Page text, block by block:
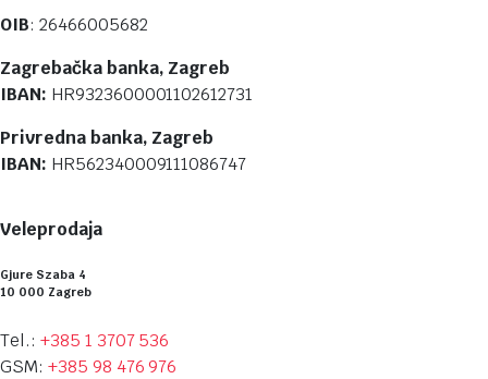
OIB: 26466005682
Zagrebačka banka, Zagreb
IBAN: HR9323600001102612731
Privredna banka, Zagreb
IBAN: HR562340009111086747
Veleprodaja
Gjure Szaba 4
10 000 Zagreb
Tel.: +385 1 3707 536
GSM: +385 98 476 976